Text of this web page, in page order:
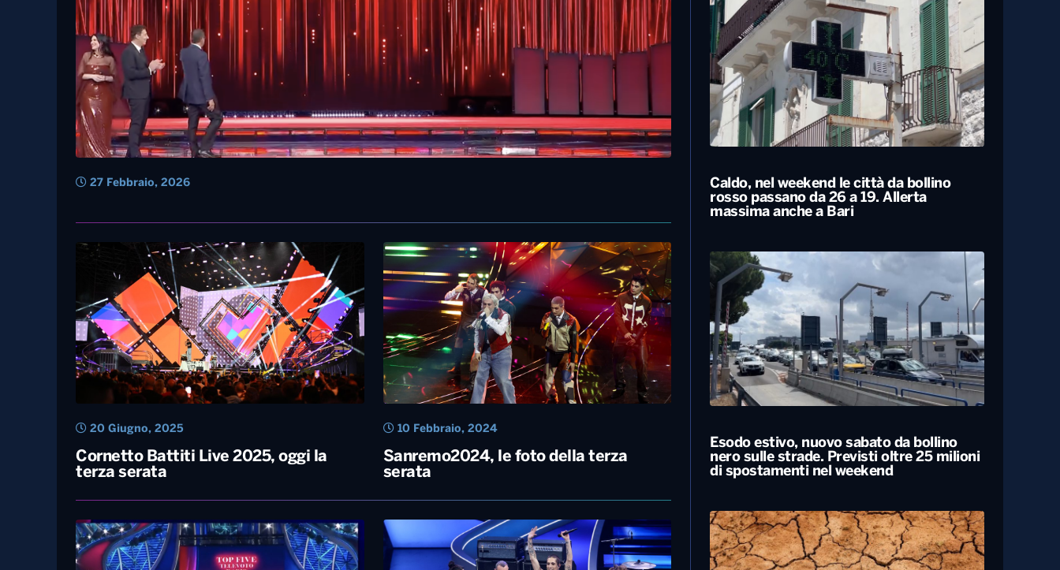
27 Febbraio, 2026
Cornetto Battiti Live 2025, oggi la
terza serata
20 Giugno, 2025
Sanremo2024, le foto della terza
serata
10 Febbraio, 2024
Caldo, nel weekend le città da bollino
rosso passano da 26 a 19. Allerta
massima anche a Bari
Esodo estivo, nuovo sabato da bollino
nero sulle strade. Previsti oltre 25 milioni
di spostamenti nel weekend